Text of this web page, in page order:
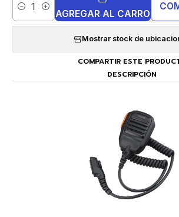
Cantidad AGREGAR AL CARRO
Mostrar stock de
COMPARTIR ESTE
DESCRIPCIÓN